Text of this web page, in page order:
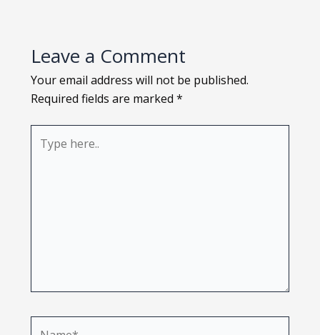
Leave a Comment
Your email address will not be published.
Required fields are marked *
here..